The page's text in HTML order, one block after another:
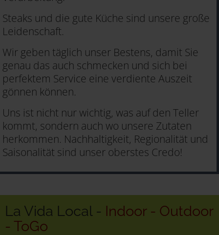
Steaks und die gute Küche sind unsere große
Leidenschaft.
Wir geben täglich unser Bestens, damit Sie
genau das auch schmecken und sich bei
perfektem Service eine verdiente Auszeit
gönnen können.
Uns ist nicht nur wichtig, was auf den Teller
kommt, sondern auch wo unsere Zutaten
herkommen. Nachhaltigkeit, Regionalität und
Saisonalität sind unser oberstes Credo!
La Vida Local - Indoor - Outdoor
- ToGo